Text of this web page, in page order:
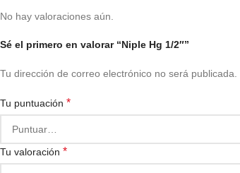
No hay valoraciones aún.
Sé el primero en valorar “Niple Hg 1/2″”
Tu dirección de correo electrónico no será publicada.
Tu puntuación *
Tu valoración *